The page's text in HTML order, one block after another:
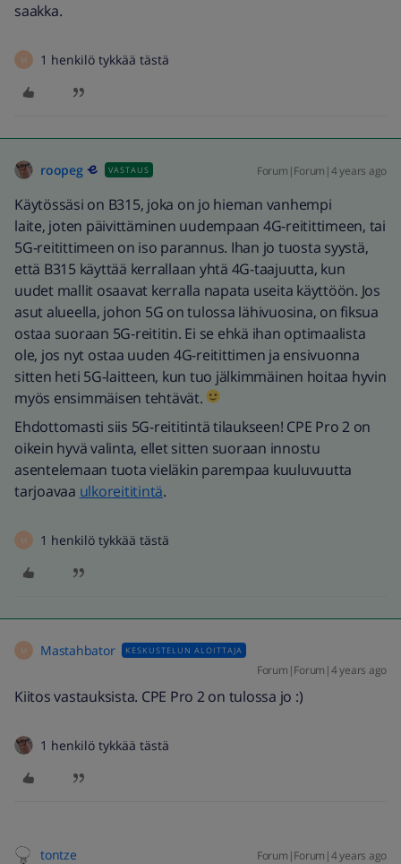
saakka.
M 1 henkilö tykkää tästä
roopeg VASTAUS Forum|Forum|4 years ago
Käytössäsi on B315, joka on jo hieman vanhempi
laite, joten päivittäminen uudempaan 4G-reitittimeen, tai
5G-reitittimeen on iso parannus. Ihan jo tuosta syystä,
että B315 käyttää kerrallaan yhtä 4G-taajuutta, kun
uudet mallit osaavat kerralla napata useita käyttöön. Jos
asut alueella, johon 5G on tulossa lähivuosina, on fiksua
ostaa suoraan 5G-reititin. Ei se ehkä ihan optimaalista
ole, jos nyt ostaa uuden 4G-reitittimen ja ensivuonna
sitten heti 5G-laitteen, kun tuo jälkimmäinen hoitaa hyvin
myös ensimmäisen tehtävät.
Ehdottomasti siis 5G-reititintä tilaukseen! CPE Pro 2 on
oikein hyvä valinta, ellet sitten suoraan innostu
asentelemaan tuota vieläkin parempaa kuuluvuutta
tarjoavaa ulkoreititintä.
M 1 henkilö tykkää tästä
M Mastahbator KESKUSTELUN ALOITTAJA
Forum|Forum|4 years ago
Kiitos vastauksista. CPE Pro 2 on tulossa jo :)
1 henkilö tykkää tästä
tontze Forum|Forum|4 years ago